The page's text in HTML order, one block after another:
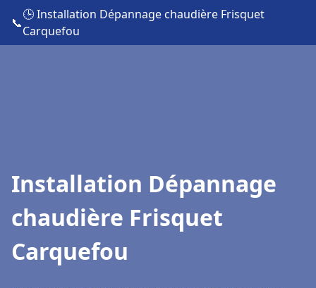
📞
🕒 Installation Dépannage chaudière Frisquet
Carquefou
Installation Dépannage
chaudière Frisquet
Carquefou